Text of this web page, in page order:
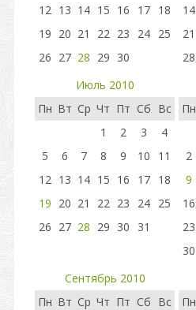
12 13 14 15 16 17 18
19 20 21 22 23 24 25
26 27 28 29 30
14
21
28
Июль 2010
Пн Вт Ср Чт Пт Сб Вс
1
2 3
4
5
6 7 8 9 10
11
12 13 14 15 16 17 18
19 20 21 22 23 24 25
26 27 28 29 30 31
Пн
2
9
16
23
30
Сентябрь 2010
Пн Вт Ср Чт Пт Сб Вс
Пн